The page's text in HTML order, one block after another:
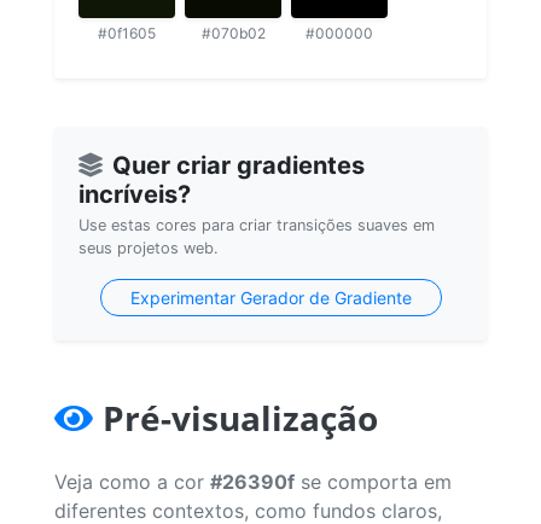
#0f1605 #070b02 #000000
Quer criar gradientes
incríveis?
Use estas cores para criar transições suaves em
seus projetos web.
Experimentar Gerador de Gradiente
Pré-visualização
Veja como a cor #26390f se comporta em
diferentes contextos, como fundos claros,